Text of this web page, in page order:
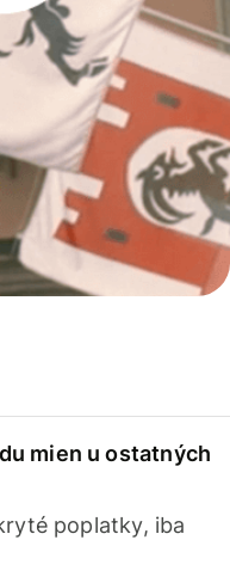
mien u ostatných
poplatky, iba